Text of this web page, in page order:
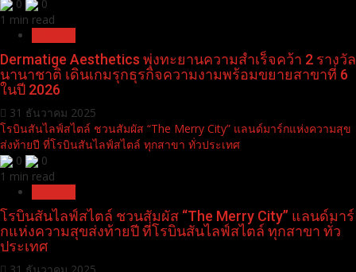
DFJ Entertainment ประกาศ Debut วง “COMPASS” 13
เข็มทิศ ที่จะมารัน T-POP ไทยสู่ระดับโลก
18 กุมภาพันธ์ 2026
Dermatige Aesthetics พุ่งทะยานความสำเร็จคว้า 2 รางวัลนานาชาติ เดิน
เกมรุกธุรกิจความงามพร้อมขยายสาขาที่ 6 ในปี 2026
0
1 min read
Pr News
Dermatige Aesthetics พุ่งทะยานความสำเร็จคว้า 2 รางวัล
นานาชาติ เดินเกมรุกธุรกิจความงามพร้อมขยายสาขาที่ 6
ในปี 2026
31 ธันวาคม 2025
โรบินสันไลฟ์สไตล์ ชวนสัมผัส “The Merry City” แลนด์มาร์กแห่งความสุข
ส่งท้ายปี ที่โรบินสันไลฟ์สไตล์ ทุกสาขา ทั่วประเทศ
0